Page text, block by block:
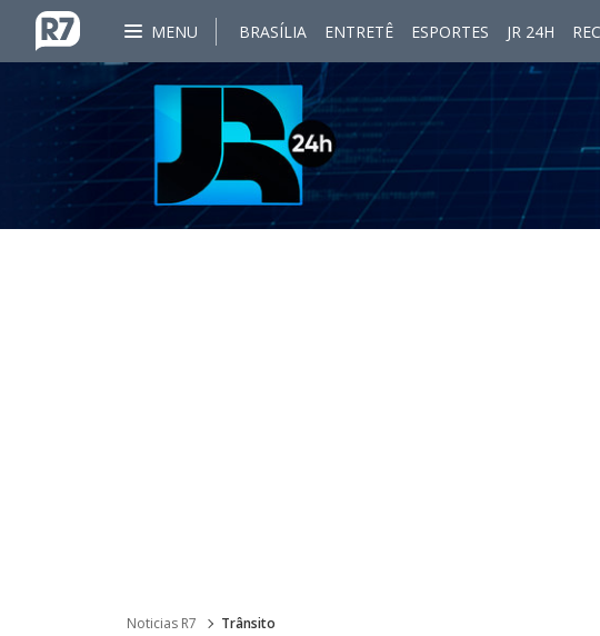
MENU BRASÍLIA ENTRETÊ ESPORTES JR 24H
Noticias R7 Trânsito